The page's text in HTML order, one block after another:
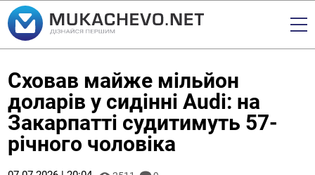
Сховав майже мільйон
доларів у сидінні Audi: на
Закарпатті судитимуть 57-
річного чоловіка